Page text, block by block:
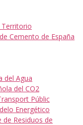
Territorio
Cemento de España
del Agua
del CO2
Públic
Energético
de Residuos de